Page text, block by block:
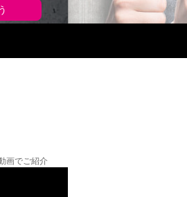
画でご紹介